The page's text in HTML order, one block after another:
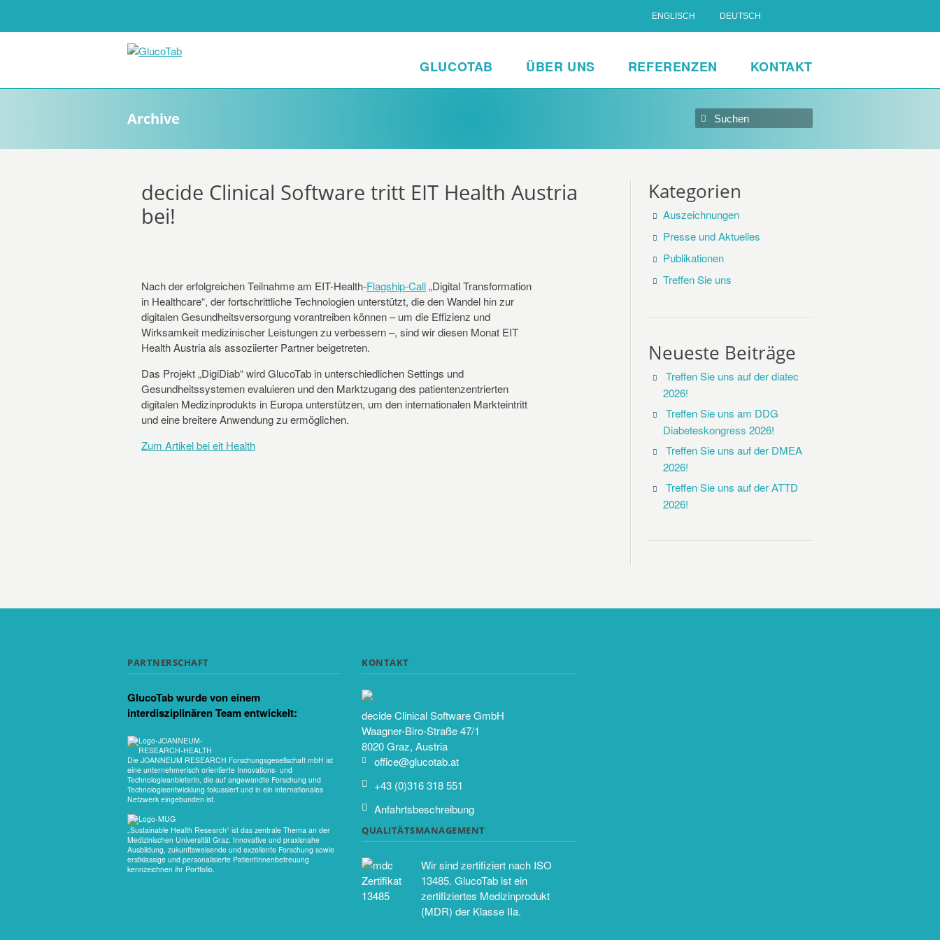
ENGLISCH DEUTSCH
GLUCOTAB ÜBER UNS REFERENZEN KONTAKT
Archive
decide Clinical Software tritt EIT Health Austria
bei!
Nach der erfolgreichen Teilnahme am EIT-Health-Flagship-Call„Digital Transformation
in Healthcare“, der fortschrittliche Technologien unterstützt, die den Wandel hin zur
digitalen Gesundheitsversorgung vorantreiben können – um die Effizienz und
Wirksamkeit medizinischer Leistungen zu verbessern –, sind wir diesen Monat EIT
Health Austria als assoziierter Partner beigetreten.
Das Projekt „DigiDiab“ wird GlucoTab in unterschiedlichen Settings und
Gesundheitssystemen evaluieren und den Marktzugang des patientenzentrierten
digitalen Medizinprodukts in Europa unterstützen, um den internationalen Markteintritt
und eine breitere Anwendung zu ermöglichen.
Zum Artikel bei eit Health
Kategorien
Auszeichnungen
Presse und Aktuelles
Publikationen
Treffen Sie uns
Neueste Beiträge
Treffen Sie uns auf der diatec
2026!
Treffen Sie uns am DDG
Diabeteskongress 2026!
Treffen Sie uns auf der DMEA
2026!
Treffen Sie uns auf der ATTD
2026!
PARTNERSCHAFT
GlucoTab wurde von einem
interdisziplinären Team entwickelt:
Die JOANNEUM RESEARCH Forschungsgesellschaft mbH ist
eine unternehmerisch orientierte Innovations- und
Technologieanbieterin, die auf angewandte Forschung und
Technologieentwicklung fokussiert und in ein internationales
Netzwerk eingebunden ist.
„Sustainable Health Research“ ist das zentrale Thema an der
Medizinischen Universität Graz. Innovative und praxisnahe
Ausbildung, zukunftsweisende und exzellente Forschung sowie
erstklassige und personalisierte PatientInnenbetreuung
kennzeichnen ihr Portfolio.
KONTAKT
decide Clinical Software GmbH
Waagner-Biro-Straße 47/1
8020 Graz, Austria
office@glucotab.at
+43 (0)316 318 551
Anfahrtsbeschreibung
QUALITÄTSMANAGEMENT
Wir sind zertifiziert nach ISO
13485. GlucoTab ist ein
zertifiziertes Medizinprodukt
(MDR) der Klasse IIa.